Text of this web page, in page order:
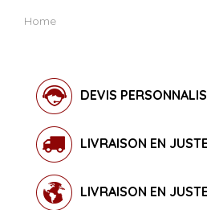
Home
DEVIS
LIVRAISON EN
LIVRAISON EN